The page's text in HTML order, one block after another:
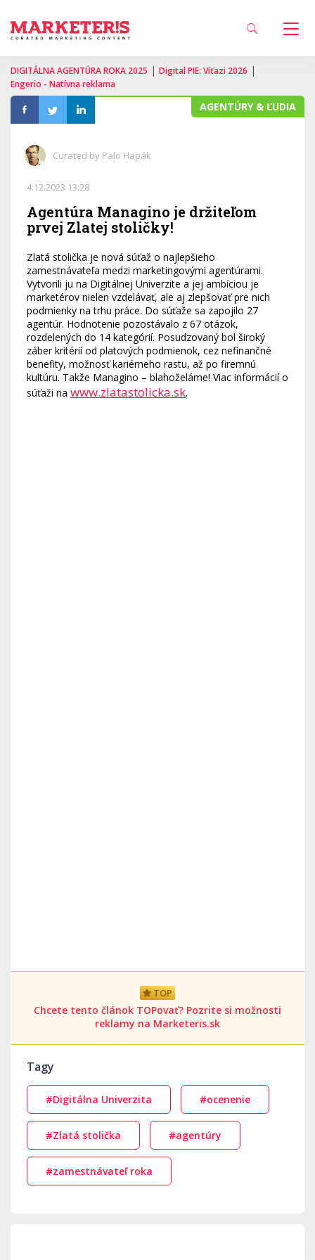
DIGITÁLNA AGENTÚRA ROKA 2025 | Digital PIE: Víťazi 2026 |
Engerio - Natívna reklama
AGENTÚRY & ĽUDIA
Curated by Palo Hapák
4.12.2023 13:28
Agentúra Managino je držiteľom
prvej Zlatej stoličky!
Zlatá stolička je nová súťaž o najlepšieho
zamestnávateľa medzi marketingovými agentúrami.
Vytvorili ju na Digitálnej Univerzite a jej ambíciou je
marketérov nielen vzdelávať, ale aj zlepšovať pre nich
podmienky na trhu práce. Do súťaže sa zapojilo 27
agentúr. Hodnotenie pozostávalo z 67 otázok,
rozdelených do 14 kategórií. Posudzovaný bol široký
záber kritérií od platových podmienok, cez nefinančné
benefity, možnosť kariérneho rastu, až po firemnú
kultúru. Takže Managino – blahoželáme! Viac informácií o
súťaži na www.zlatastolicka.sk.
TOP
Chcete tento článok TOPovať? Pozrite si možnosti
reklamy na Marketeris.sk
Tagy
#Digitálna Univerzita #ocenenie
#Zlatá stolička #agentúry
#zamestnávateľ roka